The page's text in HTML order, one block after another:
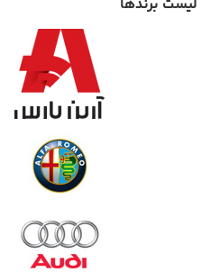
لیست برندها